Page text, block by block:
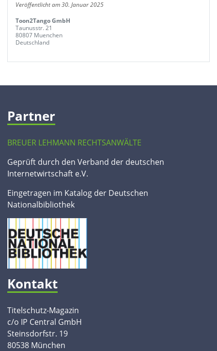
Veröffentlicht am 30. Januar 2025
Toon2Tango GmbH
Taunusstr. 21
80807 Muenchen
Deutschland
Partner
BREUER LEHMANN RECHTSANWÄLTE
Geprüft durch den Verband der deutschen
Internetwirtschaft e.V.
Eingetragen im Katalog der Deutschen
Nationalbibliothek
Kontakt
Titelschutz-Magazin
c/o IP Central GmbH
Steinsdorfstr. 19
80538 München